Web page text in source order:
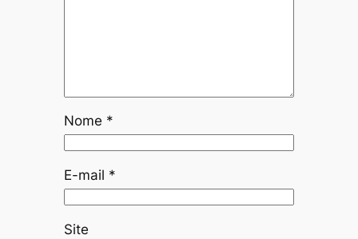
Nome *
E-mail *
Site